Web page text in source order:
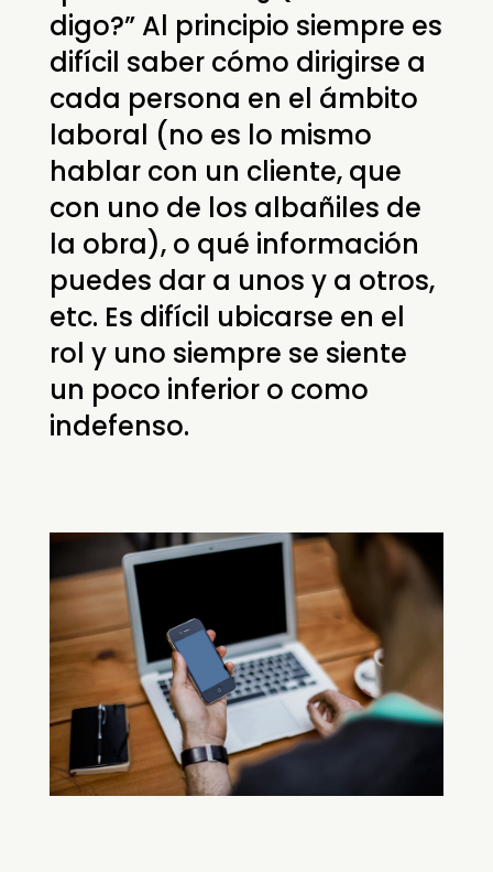
digo?” Al principio siempre es
difícil saber cómo dirigirse a
cada persona en el ámbito
laboral (no es lo mismo
hablar con un cliente, que
con uno de los albañiles de
la obra), o qué información
puedes dar a unos y a otros,
etc. Es difícil ubicarse en el
rol y uno siempre se siente
un poco inferior o como
indefenso.